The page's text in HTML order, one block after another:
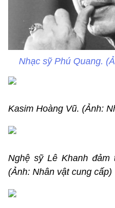
Nhạc sỹ Phú Quang.
Kasim Hoàng Vũ. (Ảnh:
Nghệ sỹ Lê Khanh đảm
(Ảnh: Nhân vật cung cấp)